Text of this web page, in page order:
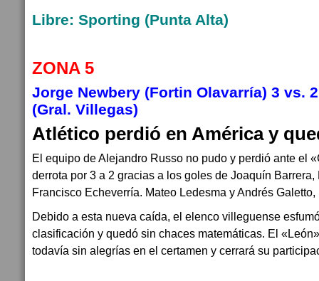
Libre: Sporting (Punta Alta)
ZONA 5
Jorge Newbery (Fortin Olavarría) 3 vs.
(Gral. Villegas)
Atlético perdió en América y
El equipo de Alejandro Russo no pudo y perdió ante el
derrota por 3 a 2 gracias a los goles de Joaquín
Francisco Echeverría. Mateo Ledesma y Andrés
Debido a esta nueva caída, el elenco villeguense
clasificación y quedó sin chaces matemáticas. El
todavía sin alegrías en el certamen y cerrará su